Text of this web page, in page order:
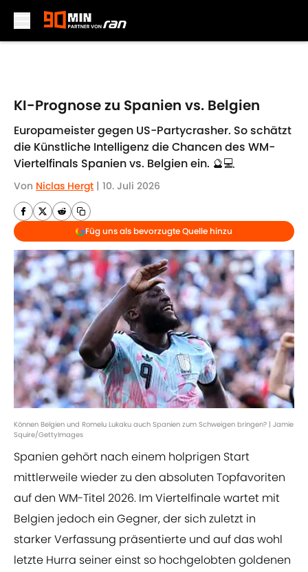
KI-Prognose zu Spanien vs. Belgien
Europameister gegen US-Partycrasher. So schätzt
die Künstliche Intelligenz die Chancen des WM-
Viertelfinals Spanien vs. Belgien ein. 🔮💻
Von Niclas Hergt | 10. Juli 2026
Füg uns als bevorzugte Quelle hinzu
Können Belgien und Romelu Lukaku auch Spanien zum Schweigen bringen? | Jamie
Squire/GettyImages
Spanien gehört nach einem holprigen Start
mittlerweile wieder zu den absoluten Topfavoriten
auf den WM-Titel 2026. Im Viertelfinale wartet mit
Belgien jedoch ein Gegner, der sich zuletzt in
starker Verfassung präsentierte und auf das wohl
letzte Hurra seiner einst so hochgelobten goldenen